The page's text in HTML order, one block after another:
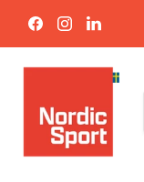
Löydä
meidät
osoitteesta
Facebook
Löydä
meidät
osoitteesta
Instagram